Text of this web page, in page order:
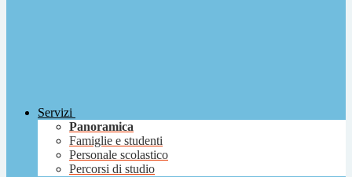
Servizi
Panoramica
Famiglie e studenti
Personale scolastico
Percorsi di studio